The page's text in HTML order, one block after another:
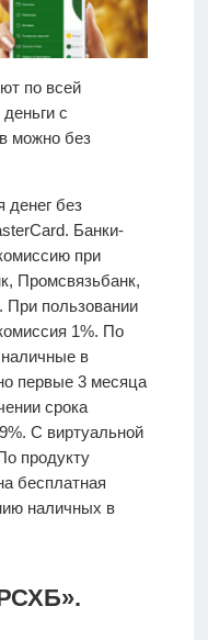
по всей
с
можно без
денег без
Банки-
при
Промсвязьбанк,
пользовании
1%. По
в
первые 3 месяца
срока
С виртуальной
продукту
бесплатная
наличных в